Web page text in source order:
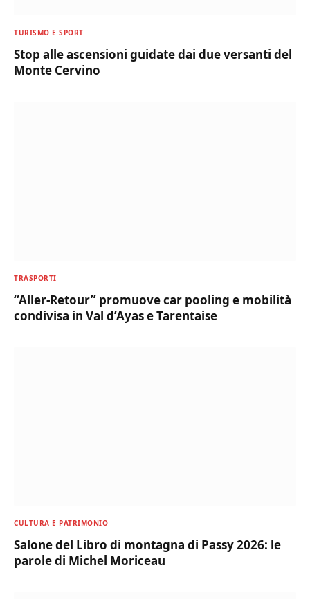
TURISMO E SPORT
Stop alle ascensioni guidate dai due versanti del
Monte Cervino
TRASPORTI
“Aller-Retour” promuove car pooling e mobilità
condivisa in Val d’Ayas e Tarentaise
CULTURA E PATRIMONIO
Salone del Libro di montagna di Passy 2026: le
parole di Michel Moriceau